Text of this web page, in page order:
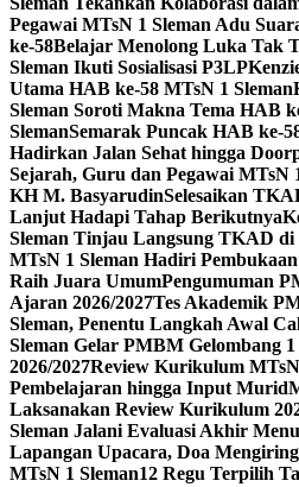
Pegawai MTsN 1 Sleman Adu
ke-58Belajar Menolong Luka Tak
Sleman Ikuti Sosialisasi P3LP
Utama HAB ke-58 MTsN 1 Sleman
Sleman Soroti Makna Tema HAB
SlemanSemarak Puncak HAB ke-
Hadirkan Jalan Sehat hingga
Sejarah, Guru dan Pegawai MTsN
KH M. BasyarudinSelesaikan
Lanjut Hadapi Tahap Berikutnya
Sleman Tinjau Langsung TKAD di
MTsN 1 Sleman Hadiri
Raih Juara UmumPengumuman
Ajaran 2026/2027Tes Akademik
Sleman, Penentu Langkah Awal
Sleman Gelar PMBM Gelombang
2026/2027Review Kurikulum
Pembelajaran hingga Input Murid
Laksanakan Review Kurikulum
Sleman Jalani Evaluasi Akhir
Lapangan Upacara, Doa
MTsN 1 Sleman12 Regu Terpilih